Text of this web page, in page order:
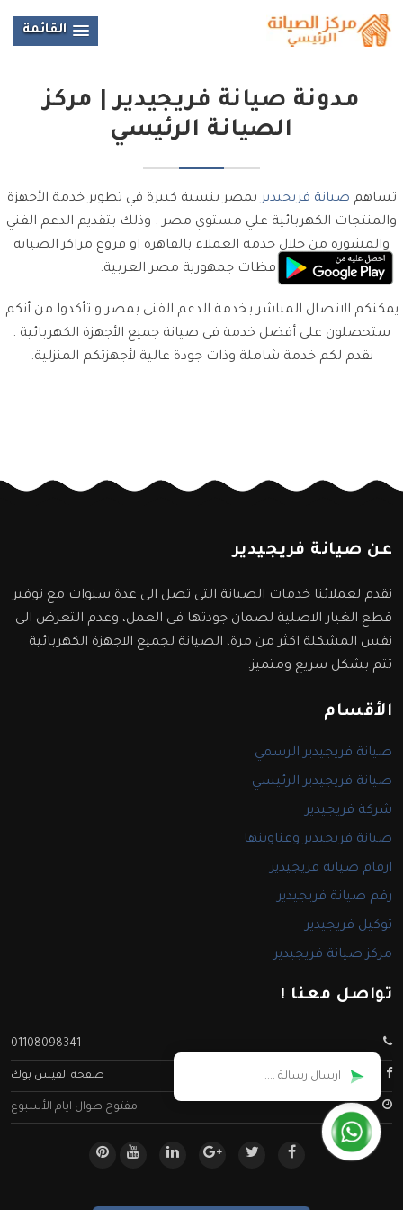
القائمة
مدونة صيانة فريجيدير | مركز
الصيانة الرئيسي
تساهم صيانة فريجيديربمصر بنسبة كبيرة في تطوير خدمة الأجهزة
والمنتجات الكهربائية علي مستوي مصر . وذلك بتقديم الدعم الفني
والمشورة من خلال خدمة العملاء بالقاهرة او فروع مراكز الصيانة
بمحافظات جمهورية مصر العربية.
يمكنكم الاتصال المباشر بخدمة الدعم الفنى بمصر و تأكدوا من أنكم
ستحصلون على أفضل خدمة فى صيانة جميع الأجهزة الكهربائية .
نقدم لكم خدمة شاملة وذات جودة عالية لأجهزتكم المنزلية.
عن صيانة فريجيدير
نقدم لعملائنا خدمات الصيانة التى تصل الى عدة سنوات مع توفير
قطع الغيار الاصلية لضمان جودتها فى العمل، وعدم التعرض الى
نفس المشكلة اكثر من مرة، الصيانة لجميع الاجهزة الكهربائية
تتم بشكل سريع ومتميز.
الأقسام
صيانة فريجيدير الرسمي
صيانة فريجيدير الرئيسي
شركة فريجيدير
صيانة فريجيدير وعناوينها
ارقام صيانة فريجيدير
رقم صيانة فريجيدير
توكيل فريجيدير
مركز صيانة فريجيدير
تواصل معنا !
01108098341
صفحة الفيس بوك
مفتوح طوال ايام الأسبوع